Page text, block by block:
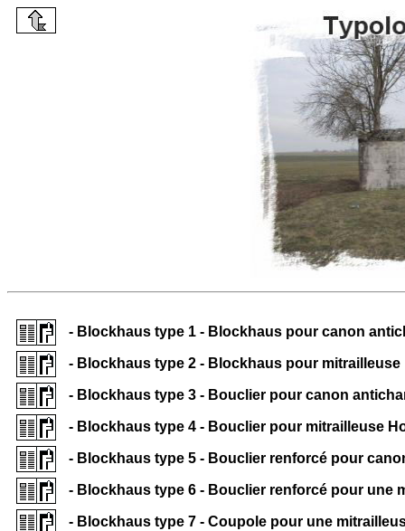
- Blockhaus type 1 - Blockhaus pour canon
- Blockhaus type 2 - Blockhaus pour
- Blockhaus type 3 - Bouclier pour canon
- Blockhaus type 4 - Bouclier pour mitrailleuse
- Blockhaus type 5 - Bouclier renforcé pour
- Blockhaus type 6 - Bouclier renforcé pour une
- Blockhaus type 7 - Coupole pour une